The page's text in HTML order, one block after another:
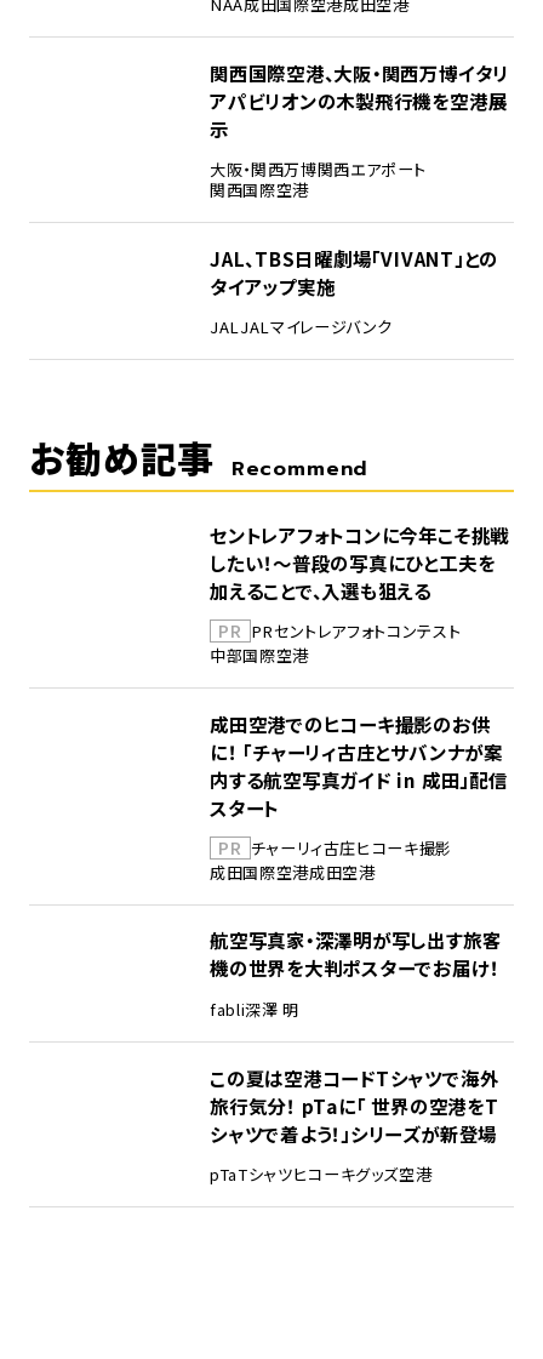
関西国際空港、大阪・関西万博イタリ
アパビリオンの木製飛行機を空港展
示
大阪・関西万博関西エアポート
関西国際空港
JAL、TBS日曜劇場「VIVANT」との
タイアップ実施
JALJALマイレージバンク
お勧め記事 Recommend
セントレアフォトコンに今年こそ挑戦
したい！～普段の写真にひと工夫を
加えることで、入選も狙える
PR PRセントレアフォトコンテスト
中部国際空港
成田空港でのヒコーキ撮影のお供
に！ 「チャーリィ古庄とサバンナが案
内する航空写真ガイド in 成田」配信
スタート
PR チャーリィ古庄ヒコーキ撮影
成田国際空港成田空港
航空写真家・深澤明が写し出す旅客
機の世界を大判ポスターでお届け！
fabli深澤 明
この夏は空港コードTシャツで海外
旅行気分！ pTaに「 世界の空港をT
シャツで着よう！」シリーズが新登場
pTaTシャツヒコーキグッズ空港